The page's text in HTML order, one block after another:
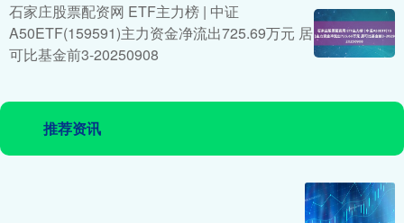
石家庄股票配资网 ETF主力榜 | 中证
A50ETF(159591)主力资金净流出725.69万元 居
可比基金前3-20250908
推荐资讯